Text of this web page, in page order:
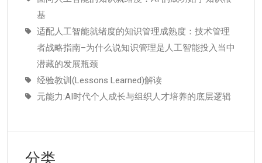
基
适配人工智能就绪度的知识管理成熟度：技术管理
者战略指南–为什么说知识管理是人工智能投入当中
潜藏的发展瓶颈
经验教训(Lessons Learned)解读
元能力:AI时代个人成长与组织人才培养的底层逻辑
分类